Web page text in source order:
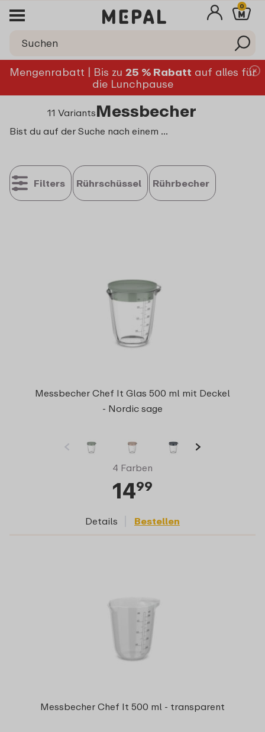
0
Mengenrabatt | Bis zu 25 % Rabatt auf alles für
die Lunchpause
11 VariantsMessbecher
Bist du auf der Suche nach einem vielseitigen und praktischen Messbecher für all deine Koch- und Backabenteuer? Bei Mepal findest du Messbecher in allen Größen – von kleinen Varianten bis hin zu großen Ausführungen wie dem 1-Liter-Messbecher. Entdecke unser umfangreiches Sortiment und wähle den perfekten Messbecher für deine Küche!
Filters Rührschüssel Rührbecher
Messbecher Chef It Glas 500 ml mit Deckel
- Nordic sage
4 Farben
1499
Details Bestellen
Messbecher Chef It 500 ml - transparent